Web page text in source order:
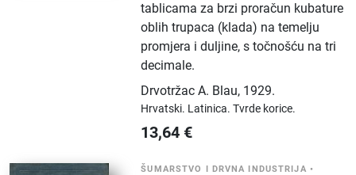
tablicama za brzi proračun kubature
oblih trupaca (klada) na temelju
promjera i duljine, s točnošću na tri
decimale.
Drvotržac A. Blau, 1929.
Hrvatski. Latinica.Tvrde korice.
13,64 €
ŠUMARSTVO I DRVNA INDUSTRIJA •